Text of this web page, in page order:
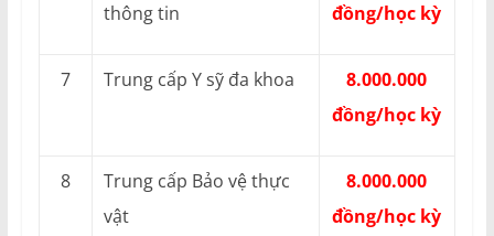
thông tin
đồng/học kỳ
7 Trung cấp Y sỹ đa khoa
8.000.000
đồng/học kỳ
8
Trung cấp Bảo vệ thực
vật
8.000.000
đồng/học kỳ